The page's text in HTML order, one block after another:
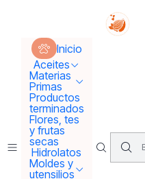
Inicio
Aceites
Materias
Primas
Productos
terminados
Flores, tes
y frutas
secas
Hidrolatos
Moldes y
utensilios
Tus
Inicio Hidrolatos y extractos